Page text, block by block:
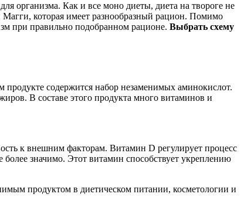
организма. Как и все моно диеты, диета на твороге не
которая имеет разнообразный рацион. Помимо
при правильно подобранном рационе. Выбрать схему
продукте содержится набор незаменимых аминокислот.
В составе этого продукта много витаминов и
к внешним факторам. Витамин D регулирует процесс
значимо. Этот витамин способствует укреплению
продуктом в диетическом питании, косметологии и